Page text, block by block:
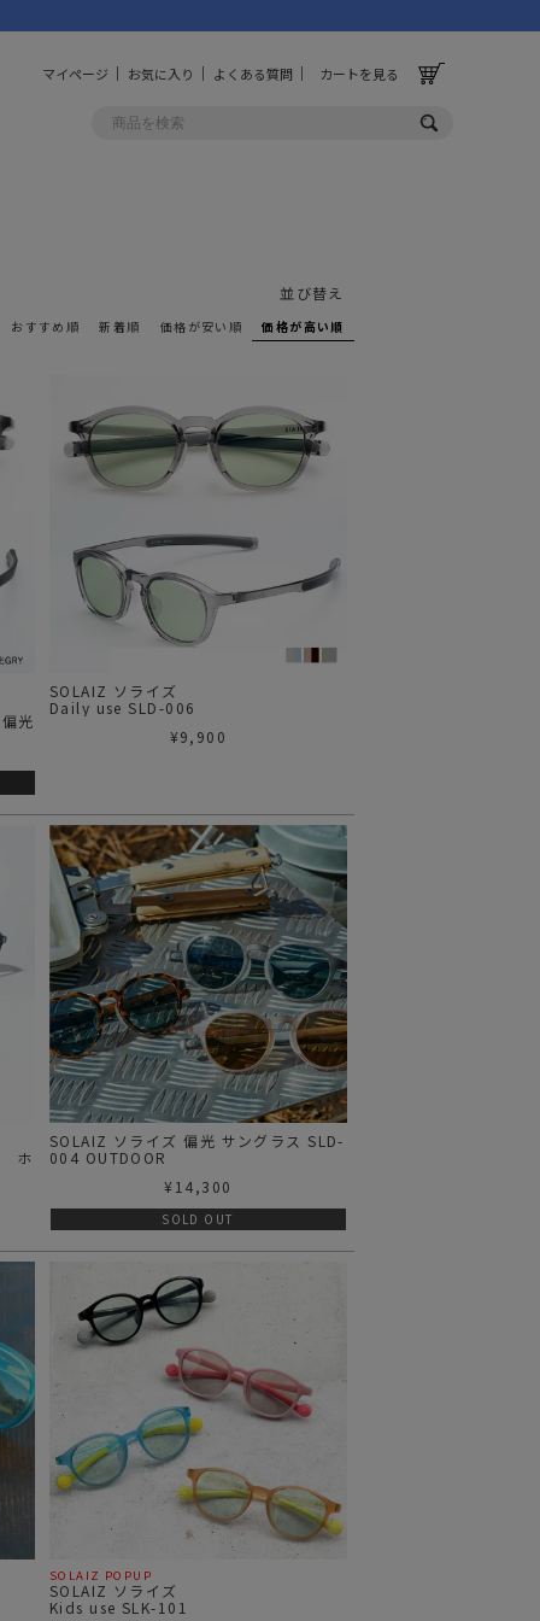
ル
キッチンツール
インテリア
コスメ/フレグランス
スマホアクセ
UNBY ORIGINAL
マイページ お気に入り よくある質問 カートを見る
並び替え
おすすめ順 新着順 価格が安い順 価格が高い順
SOLAIZ ソライズ
Daily use SLD-006
¥9,900
ホ
SOLAIZ ソライズ 偏光 サングラス SLD-
004 OUTDOOR
¥ 14,300
SOLD OUT
SOLAIZ POPUP
SOLAIZ ソライズ
Kids use SLK-101